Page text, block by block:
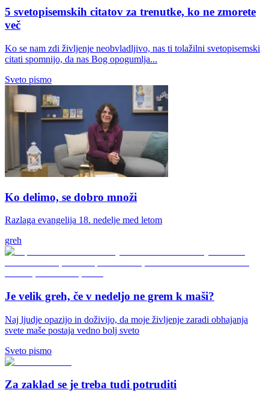
5 svetopisemskih citatov za trenutke, ko ne zmorete
več
Ko se nam zdi življenje neobvladljivo, nas ti tolažilni svetopisemski
citati spomnijo, da nas Bog opogumlja...
Sveto pismo
Ko delimo, se dobro množi
Razlaga evangelija 18. nedelje med letom
greh
Je velik greh, če v nedeljo ne grem k maši?
Naj ljudje opazijo in doživijo, da moje življenje zaradi obhajanja
svete maše postaja vedno bolj sveto
Sveto pismo
Za zaklad se je treba tudi potruditi